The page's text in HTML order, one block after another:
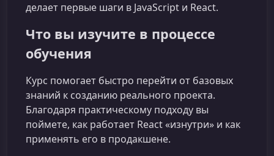
делает первые шаги в JavaScript и React.
Что вы изучите в процессе
обучения
Курс помогает быстро перейти от базовых
знаний к созданию реального проекта.
Благодаря практическому подходу вы
поймете, как работает React «изнутри» и как
применять его в продакшене.